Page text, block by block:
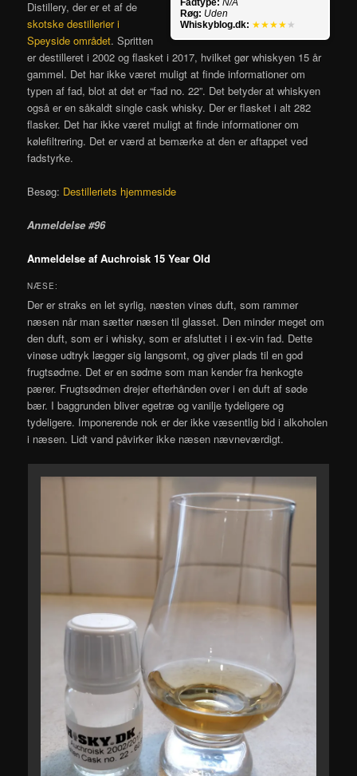
Røg: Uden
Whiskyblog.dk: ★★★★ ★
Distillery, der er et af de
skotske destillerier i
Speyside området. Spritten
er destilleret i 2002 og flasket i 2017, hvilket gør whiskyen 15 år
gammel. Det har ikke været muligt at finde informationer om
typen af fad, blot at det er “fad no. 22”. Det betyder at whiskyen
også er en såkaldt single cask whisky. Der er flasket i alt 282
flasker. Det har ikke været muligt at finde informationer om
kølefiltrering. Det er værd at bemærke at den er aftappet ved
fadstyrke.
Besøg: Destilleriets hjemmeside
Anmeldelse #96
Anmeldelse af Auchroisk 15 Year Old
NÆSE:
Der er straks en let syrlig, næsten vinøs duft, som rammer
næsen når man sætter næsen til glasset. Den minder meget om
den duft, som er i whisky, som er afsluttet i i ex-vin fad. Dette
vinøse udtryk lægger sig langsomt, og giver plads til en god
frugtsødme. Det er en sødme som man kender fra henkogte
pærer. Frugtsødmen drejer efterhånden over i en duft af søde
bær. I baggrunden bliver egetræ og vanilje tydeligere og
tydeligere. Imponerende nok er der ikke væsentlig bid i alkoholen
i næsen. Lidt vand påvirker ikke næsen nævneværdigt.